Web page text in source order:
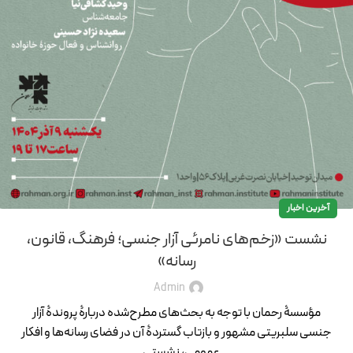
آخرین اخبار
نشست «زخم‌های نامرئی آزار جنسی؛ فرهنگ، قانون،
رسانه»
Admin
مؤسسۀ رحمان با توجه به بحث‌های مطرح‌شده دربارۀ پروندۀ آزار
جنسی سلبریتی مشهور و بازتاب گستردۀ آن در فضای رسانه‌‌ها و افکار